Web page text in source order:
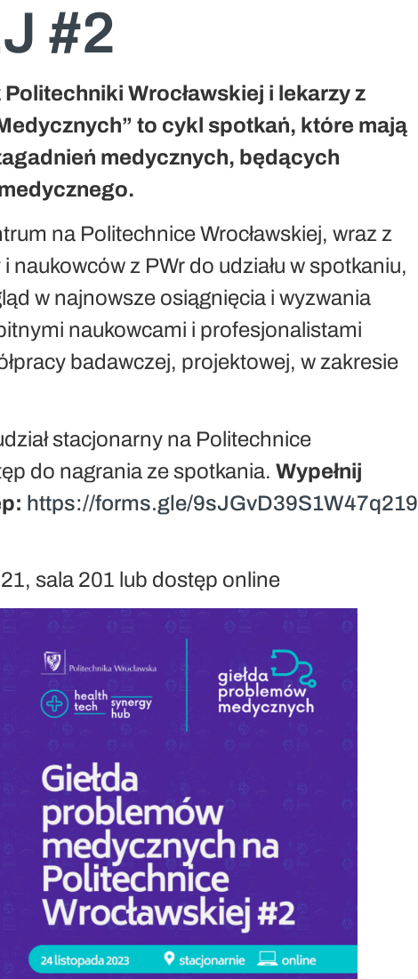
#2
Wrocławskiej i lekarzy z
to cykl spotkań, które mają
medycznych, będących
na Politechnice Wrocławskiej, wraz z
z PWr do udziału w spotkaniu,
w najnowsze osiągnięcia i wyzwania
naukowcami i profesjonalistami
badawczej, projektowej, w zakresie
stacjonarny na Politechnice
do nagrania ze spotkania. Wypełnij
https://forms.gle/9sJGvD39S1W47q219
sala 201 lub dostęp online